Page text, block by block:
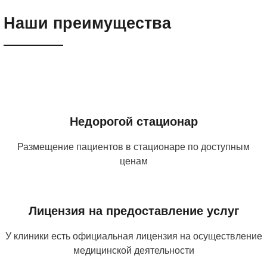
Наши преимущества
Недорогой стационар
Размещение пациентов в стационаре по доступным
ценам
Лицензия на предоставление услуг
У клиники есть официальная лицензия на осуществление
медицинской деятельности